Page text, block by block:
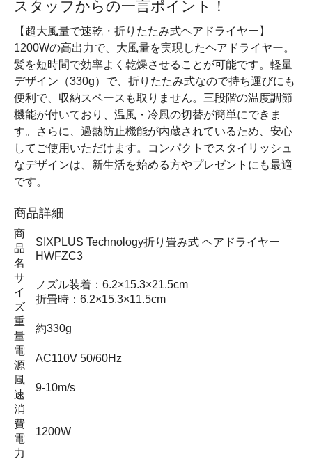
スタッフからの一言ポイント！
【超大風量で速乾・折りたたみ式ヘアドライヤー】
1200Wの高出力で、大風量を実現したヘアドライヤー。
髪を短時間で効率よく乾燥させることが可能です。軽量
デザイン（330g）で、折りたたみ式なので持ち運びにも
便利で、収納スペースも取りません。三段階の温度調節
機能が付いており、温風・冷風の切替が簡単にできま
す。さらに、過熱防止機能が内蔵されているため、安心
してご使用いただけます。コンパクトでスタイリッシュ
なデザインは、新生活を始める方やプレゼントにも最適
です。
商品詳細
商
品
名
SIXPLUS Technology折り畳み式 ヘアドライヤー
HWFZC3
サ
イ
ズ
ノズル装着：6.2×15.3×21.5cm
折畳時：6.2×15.3×11.5cm
重
量
約330g
電
源
AC110V 50/60Hz
風
速
9-10m/s
消
費
電
力
1200W